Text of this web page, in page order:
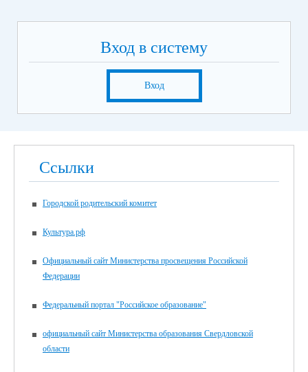
Вход в систему
Вход
Ссылки
Городской родительский комитет
Культура.рф
Официальный сайт Министерства просвещения Российской
Федерации
Федеральный портал "Российское образование"
официальный сайт Министерства образования Свердловской
области